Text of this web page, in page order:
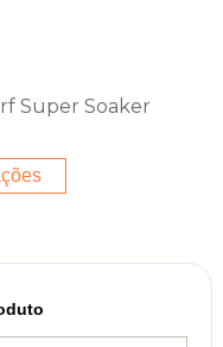
Super Soaker